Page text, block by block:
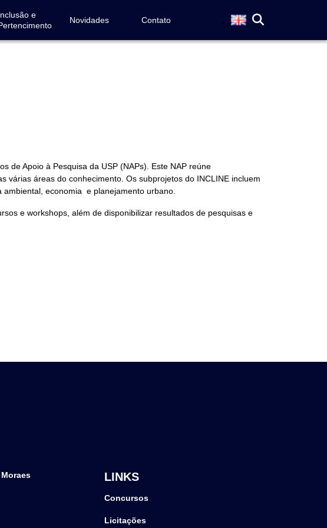
e
Novidades Contato
de Apoio à Pesquisa da USP (NAPs). Este NAP reúne
várias áreas do conhecimento. Os subprojetos do INCLINE incluem
economia e planejamento urbano.
e workshops, além de disponibilizar resultados de pesquisas e
LINKS
Concursos
Licitações